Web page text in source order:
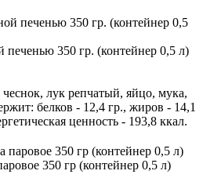
350 гр. (контейнер 0,5 л)
лук репчатый, яйцо, мука,
белков - 12,4 гр., жиров - 14,1
ценность - 193,8 ккал.
350 гр (контейнер 0,5 л)